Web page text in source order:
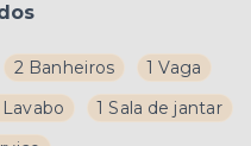
2 Banheiros
1 Vaga
Lavabo
1 Sala de jantar